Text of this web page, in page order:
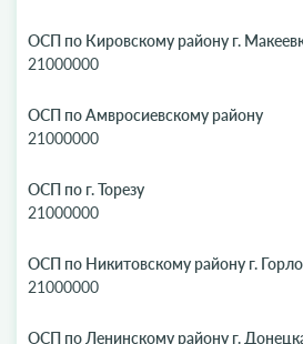
ОСП по Кировскому району г.
21000000
ОСП по Амвросиевскому району
21000000
ОСП по г. Торезу
21000000
ОСП по Никитовскому району г.
21000000
ОСП по Ленинскому району г.